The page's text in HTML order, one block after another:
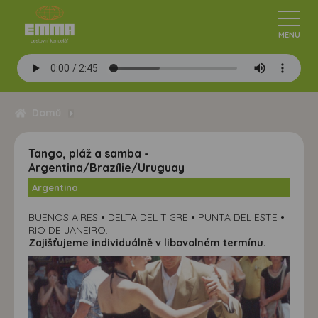
Tango, pláž a samba -
Argentina/Brazílie/Uruguay
Argentina
BUENOS AIRES • DELTA DEL TIGRE • PUNTA DEL ESTE •
RIO DE JANEIRO.
Zajišťujeme individuálně v libovolném termínu.